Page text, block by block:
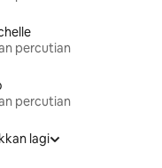
percutian
percutian
lagi